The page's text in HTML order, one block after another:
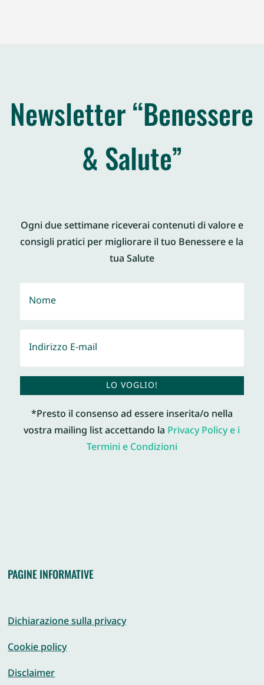
Newsletter “Benessere
& Salute”
Ogni due settimane riceverai contenuti di valore e
consigli pratici per migliorare il tuo Benessere e la
tua Salute
LO VOGLIO!
*Presto il consenso ad essere inserita/o nella
vostra mailing list accettando laPrivacy Policy e i
Termini e Condizioni
PAGINE INFORMATIVE
Dichiarazione sulla privacy
Cookie policy
Disclaimer